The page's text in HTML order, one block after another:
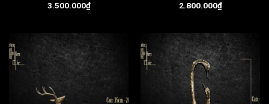
3.500.000₫
2.800.000₫